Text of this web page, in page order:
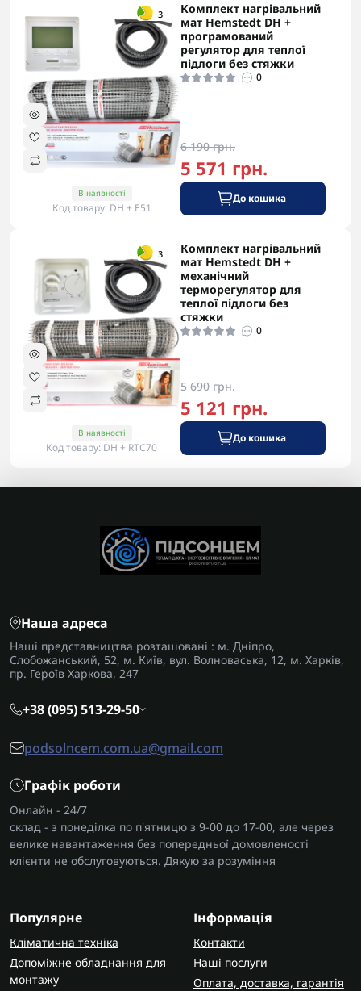
3
-5% в корзині
В наявності
Код товару: DH + E51
Комплект нагрівальний
мат Hemstedt DH +
програмований
регулятор для теплої
підлоги без стяжки
0
6 190 грн.
5 571 грн.
До кошика
3
-5% в корзині
В наявності
Код товару: DH + RTC70
Комплект нагрівальний
мат Hemstedt DH +
механічний
терморегулятор для
теплої підлоги без
стяжки
0
5 690 грн.
5 121 грн.
До кошика
Наша адреса
Наші представництва розташовані : м. Дніпро,
Слобожанський, 52, м. Київ, вул. Волноваська, 12, м. Харків,
пр. Героїв Харкова, 247
+38 (095) 513-29-50
podsolncem.com.ua@gmail.com
Графік роботи
Онлайн - 24/7
склад - з понеділка по п'ятницю з 9-00 до 17-00, але через
велике навантаження без попередньої домовленості
клієнти не обслуговуються. Дякую за розуміння
Популярне
Кліматична техніка
Допоміжне обладнання для
монтажу
Інформація
Контакти
Наші послуги
Оплата, доставка, гарантія